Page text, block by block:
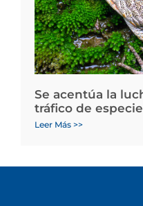
Se acentúa la
tráfico de
Leer Más >>